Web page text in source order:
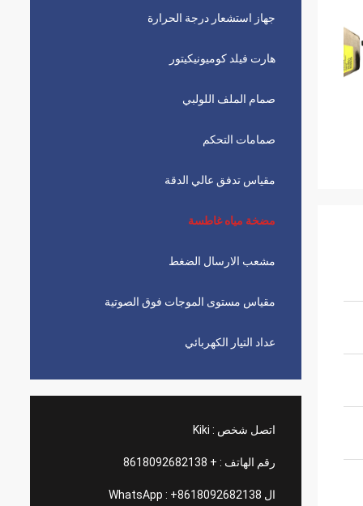
جهاز استشعار درجة الحرارة
هارت فيلد كوميونيكيتور
صمام الملف اللولبي
صمامات التحكم
مقياس تدفق عالي الدقة
مضخة مياه غاطسة
مشعب الارسال الضغط
مقياس مستوى الموجات فوق الصوتية
عداد التيار الكهربائي
اتصل شخص : Kiki
رقم الهاتف : + 8618092682138
ال WhatsApp : +8618092682138